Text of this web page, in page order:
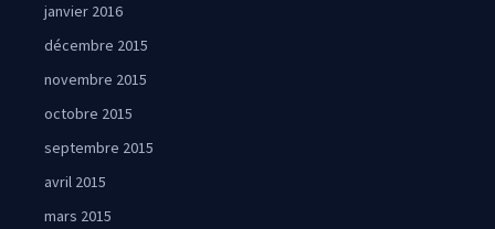
janvier 2016
décembre 2015
novembre 2015
octobre 2015
septembre 2015
avril 2015
mars 2015